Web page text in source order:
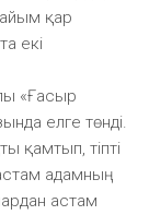
қар
екі
«Ғасыр
елге төнді.
қамтып, тіпті
адамның
астам